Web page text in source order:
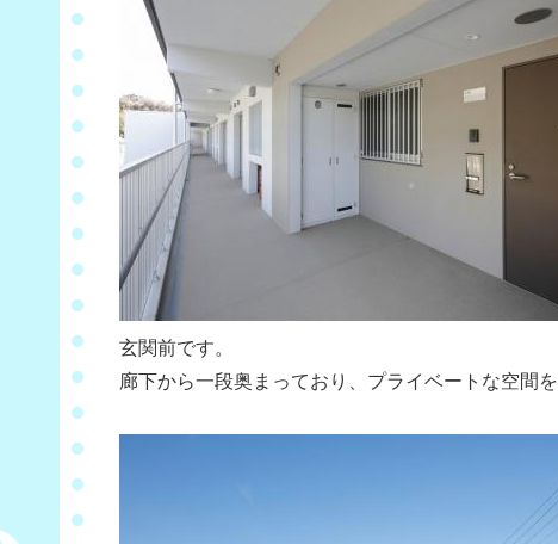
玄関前です。
廊下から一段奥まっており、プライベートな空間を